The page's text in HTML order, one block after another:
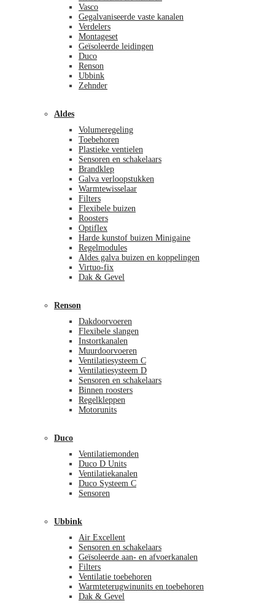
Vasco
Gegalvaniseerde vaste kanalen
Verdelers
Montageset
Geïsoleerde leidingen
Duco
Renson
Ubbink
Zehnder
Aldes
Volumeregeling
Toebehoren
Plastieke ventielen
Sensoren en schakelaars
Brandklep
Galva verloopstukken
Warmtewisselaar
Filters
Flexibele buizen
Roosters
Optiflex
Harde kunstof buizen Minigaine
Regelmodules
Aldes galva buizen en koppelingen
Virtuo-fix
Dak & Gevel
Renson
Dakdoorvoeren
Flexibele slangen
Instortkanalen
Muurdoorvoeren
Ventilatiesysteem C
Ventilatiesysteem D
Sensoren en schakelaars
Binnen roosters
Regelkleppen
Motorunits
Duco
Ventilatiemonden
Duco D Units
Ventilatiekanalen
Duco Systeem C
Sensoren
Ubbink
Air Excellent
Sensoren en schakelaars
Geïsoleerde aan- en afvoerkanalen
Filters
Ventilatie toebehoren
Warmteterugwinunits en toebehoren
Dak & Gevel